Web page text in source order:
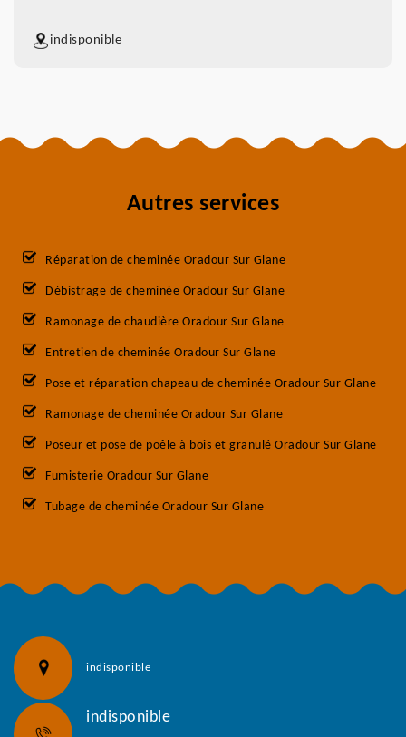
indisponible
Autres services
Réparation de cheminée Oradour Sur Glane
Débistrage de cheminée Oradour Sur Glane
Ramonage de chaudière Oradour Sur Glane
Entretien de cheminée Oradour Sur Glane
Pose et réparation chapeau de cheminée Oradour Sur Glane
Ramonage de cheminée Oradour Sur Glane
Poseur et pose de poêle à bois et granulé Oradour Sur Glane
Fumisterie Oradour Sur Glane
Tubage de cheminée Oradour Sur Glane
indisponible
indisponible